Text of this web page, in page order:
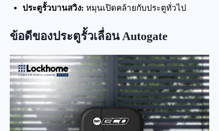
ประตูรั้วบานสวิง: หมุนเปิดคล้ายกับประตูทั่วไป
ข้อดีของประตูรั้วเลื่อน Autogate